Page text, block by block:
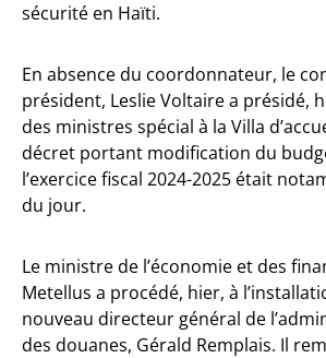
sécurité en Haïti.
En absence du coordonnateur, le
président, Leslie Voltaire a présidé,
des ministres spécial à la Villa
décret portant modification du
l’exercice fiscal 2024-2025 était
du jour.
Le ministre de l’économie et des
Metellus a procédé, hier, à
nouveau directeur général de
des douanes, Gérald Remplais. Il